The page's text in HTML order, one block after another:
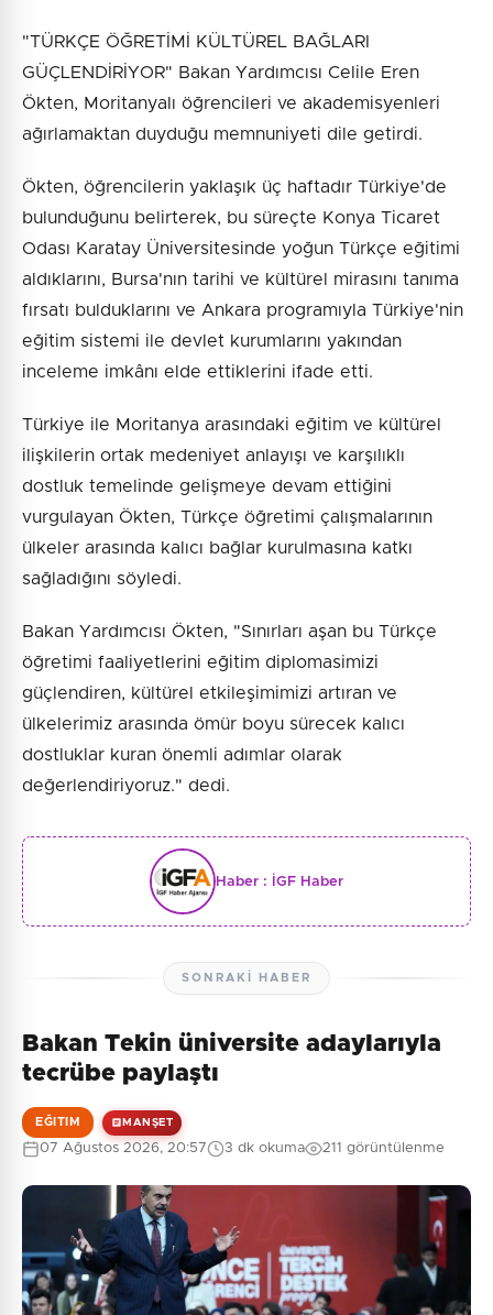
"TÜRKÇE ÖĞRETİMİ KÜLTÜREL BAĞLARI
GÜÇLENDİRİYOR" Bakan Yardımcısı Celile Eren
Ökten, Moritanyalı öğrencileri ve akademisyenleri
ağırlamaktan duyduğu memnuniyeti dile getirdi.
Ökten, öğrencilerin yaklaşık üç haftadır Türkiye'de
bulunduğunu belirterek, bu süreçte Konya Ticaret
Odası Karatay Üniversitesinde yoğun Türkçe eğitimi
aldıklarını, Bursa'nın tarihi ve kültürel mirasını tanıma
fırsatı bulduklarını ve Ankara programıyla Türkiye'nin
eğitim sistemi ile devlet kurumlarını yakından
inceleme imkânı elde ettiklerini ifade etti.
Türkiye ile Moritanya arasındaki eğitim ve kültürel
ilişkilerin ortak medeniyet anlayışı ve karşılıklı
dostluk temelinde gelişmeye devam ettiğini
vurgulayan Ökten, Türkçe öğretimi çalışmalarının
ülkeler arasında kalıcı bağlar kurulmasına katkı
sağladığını söyledi.
Bakan Yardımcısı Ökten, "Sınırları aşan bu Türkçe
öğretimi faaliyetlerini eğitim diplomasimizi
güçlendiren, kültürel etkileşimimizi artıran ve
ülkelerimiz arasında ömür boyu sürecek kalıcı
dostluklar kuran önemli adımlar olarak
değerlendiriyoruz." dedi.
Haber : İGF Haber
SONRAKI HABER
Bakan Tekin üniversite adaylarıyla
tecrübe paylaştı
EĞITIM MANŞET
07 Ağustos 2026, 20:57 3 dk okuma 211 görüntülenme